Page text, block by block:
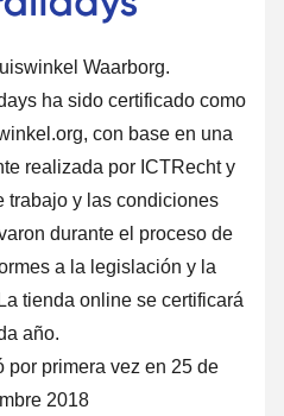
Waarborg.
ha sido certificado como
con base en una
realizada por ICTRecht y
trabajo y las condiciones
durante el proceso de
a la legislación y la
tienda online se certificará
año.
por primera vez en 25 de
2018